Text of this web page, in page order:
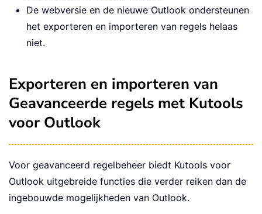
De webversie en de nieuwe Outlook ondersteunen
het exporteren en importeren van regels helaas
niet.
Exporteren en importeren van
Geavanceerde regels met Kutools
voor Outlook
Voor geavanceerd regelbeheer biedt Kutools voor
Outlook uitgebreide functies die verder reiken dan de
ingebouwde mogelijkheden van Outlook.